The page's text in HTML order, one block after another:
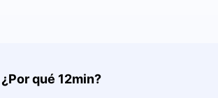
¿Por qué 12min?